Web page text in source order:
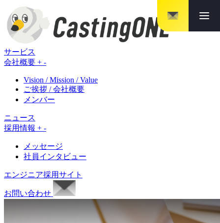
サービス
会社概要 + -
Vision / Mission / Value
ご挨拶 / 会社概要
メンバー
ニュース
採用情報 + -
メッセージ
社員インタビュー
エンジニア採用サイト
メニ
お問い合わせ